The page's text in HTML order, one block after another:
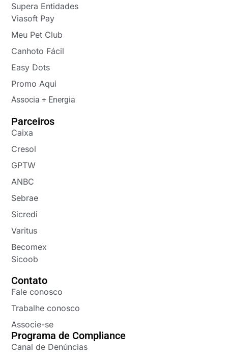
Supera Entidades
Viasoft Pay
Meu Pet Club
Canhoto Fácil
Easy Dots
Promo Aqui
Associa + Energia
Parceiros
Caixa
Cresol
GPTW
ANBC
Sebrae
Sicredi
Varitus
Becomex
Sicoob
Contato
Fale conosco
Trabalhe conosco
Associe-se
Programa de Compliance
Canal de Denúncias